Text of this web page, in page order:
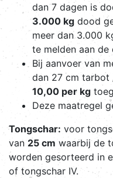
dan 7 dagen is
3.000 kg dood
meer dan 3.000
te melden aan de
Bij aanvoer van
dan 27 cm
10,00 per kg
Deze maatregel
Tongschar: voor
van 25 cm waarbij de
worden gesorteerd in
of tongschar IV.